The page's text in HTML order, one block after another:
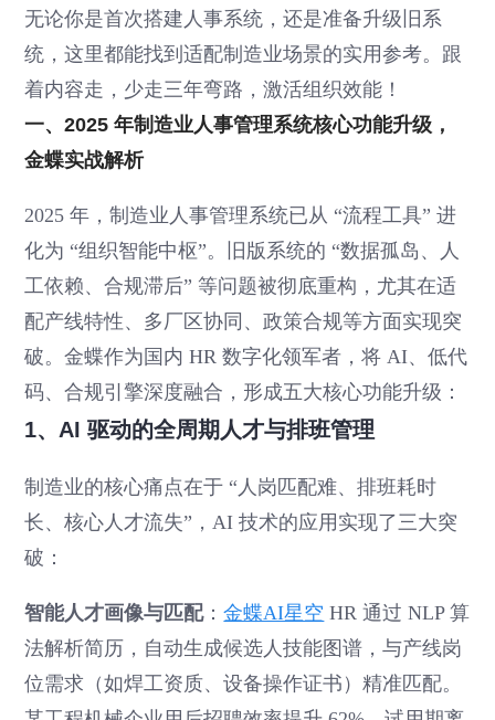
无论你是首次搭建人事系统，还是准备升级旧系
统，这里都能找到适配制造业场景的实用参考。跟
着内容走，少走三年弯路，激活组织效能！
一、2025 年制造业人事管理系统核心功能升级，
金蝶实战解析
2025 年，制造业人事管理系统已从 “流程工具” 进
化为 “组织智能中枢”。旧版系统的 “数据孤岛、人
工依赖、合规滞后” 等问题被彻底重构，尤其在适
配产线特性、多厂区协同、政策合规等方面实现突
破。金蝶作为国内 HR 数字化领军者，将 AI、低代
码、合规引擎深度融合，形成五大核心功能升级：
1、AI 驱动的全周期人才与排班管理
制造业的核心痛点在于 “人岗匹配难、排班耗时
长、核心人才流失”，AI 技术的应用实现了三大突
破：
智能人才画像与匹配：金蝶AI星空 HR 通过 NLP 算
法解析简历，自动生成候选人技能图谱，与产线岗
位需求（如焊工资质、设备操作证书）精准匹配。